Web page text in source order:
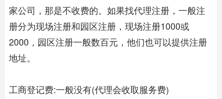
家公司，那是不收费的。如果找代理注册，一般注
册分为现场注册和园区注册，现场注册1000或
2000，园区注册一般数百元，他们也可以提供注册
地址。
工商登记费:一般没有(代理会收取服务费)